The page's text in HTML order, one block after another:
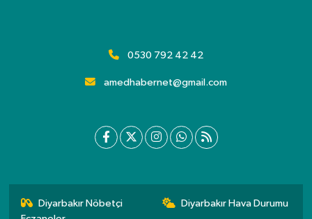
0530 792 42 42
amedhabernet@gmail.com
Diyarbakır Nöbetçi
Diyarbakır Hava Durumu